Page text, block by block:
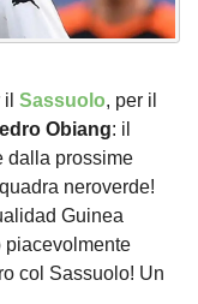
Sassuolo, per il
Obiang: il
dalla prossime
neroverde!
Guinea
piacevolmente
col Sassuolo! Un